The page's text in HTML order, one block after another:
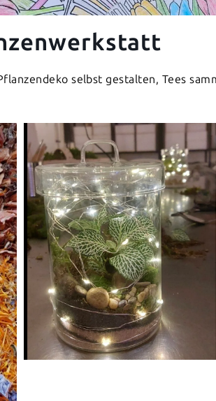
selbst gestalten, Tees